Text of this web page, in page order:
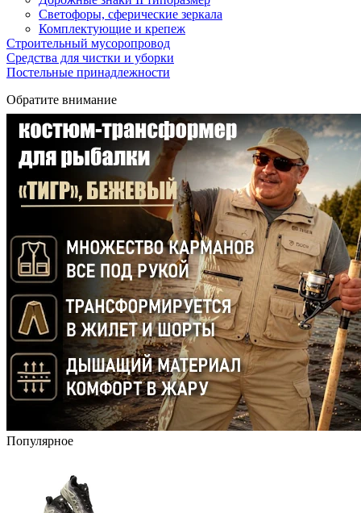
Светофоры, сферические зеркала
Комплектующие и крепеж
Строительный мусоропровод
Средства для чистки и уборки
Постельные принадлежности
Обратите внимание
Популярное